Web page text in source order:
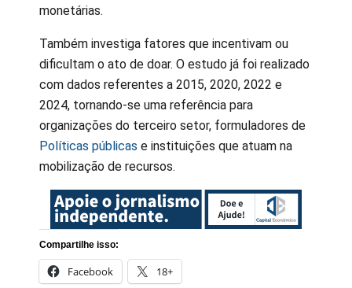
monetárias.
Também investiga fatores que incentivam ou
dificultam o ato de doar. O estudo já foi realizado
com dados referentes a 2015, 2020, 2022 e
2024, tornando-se uma referência para
organizações do terceiro setor, formuladores de
Políticas públicas e instituições que atuam na
mobilização de recursos.
Compartilhe isso:
Facebook 18+